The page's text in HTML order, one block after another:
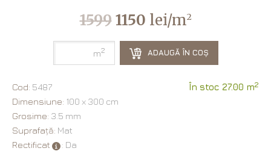
1599 1150 lei/m2
m2 ADAUGĂ ÎN COȘ
Cod: 5487 În stoc 27.00 m2
Dimensiune: 100 х 300 cm
Grosime: 3.5 mm
Suprafață: Mat
Rectificat
: Da